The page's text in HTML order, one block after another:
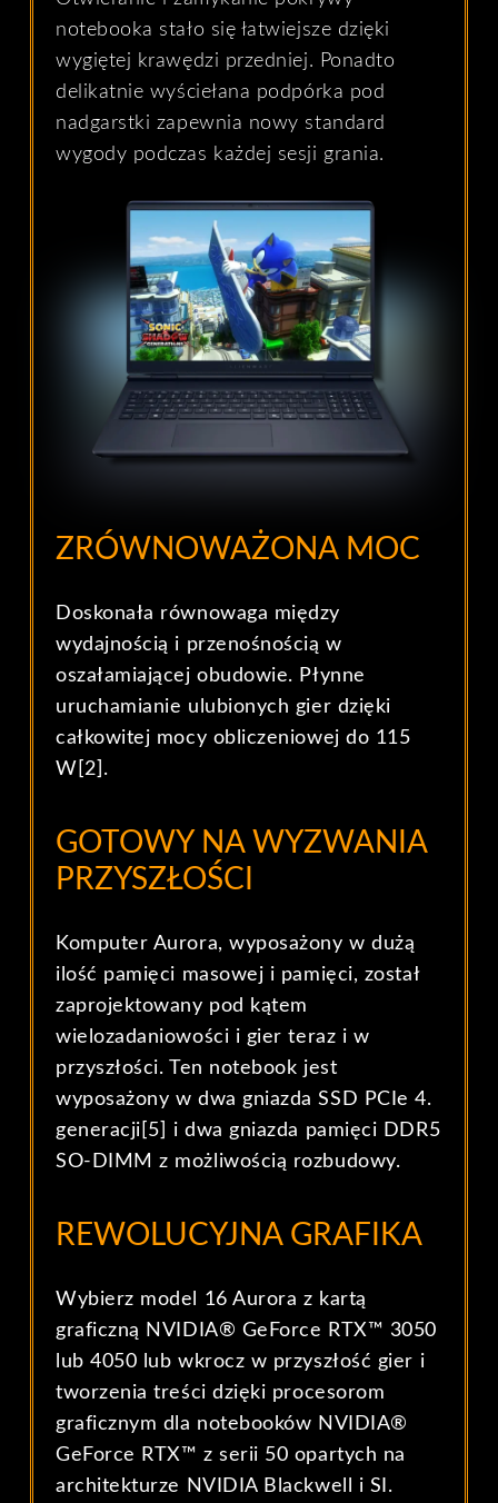
notebooka stało się łatwiejsze dzięki
wygiętej krawędzi przedniej. Ponadto
delikatnie wyściełana podpórka pod
nadgarstki zapewnia nowy standard
wygody podczas każdej sesji grania.
ZRÓWNOWAŻONA MOC
Doskonała równowaga między
wydajnością i przenośnością w
oszałamiającej obudowie. Płynne
uruchamianie ulubionych gier dzięki
całkowitej mocy obliczeniowej do 115
W[2].
GOTOWY NA WYZWANIA
PRZYSZŁOŚCI
Komputer Aurora, wyposażony w dużą
ilość pamięci masowej i pamięci, został
zaprojektowany pod kątem
wielozadaniowości i gier teraz i w
przyszłości. Ten notebook jest
wyposażony w dwa gniazda SSD PCIe 4.
generacji[5] i dwa gniazda pamięci DDR5
SO-DIMM z możliwością rozbudowy.
REWOLUCYJNA GRAFIKA
Wybierz model 16 Aurora z kartą
graficzną NVIDIA® GeForce RTX™ 3050
lub 4050 lub wkrocz w przyszłość gier i
tworzenia treści dzięki procesorom
graficznym dla notebooków NVIDIA®
GeForce RTX™ z serii 50 opartych na
architekturze NVIDIA Blackwell i SI.